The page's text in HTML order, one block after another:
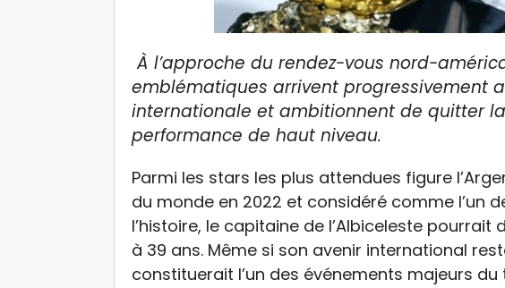
À l’approche du rendez-vous nord-
emblématiques arrivent progressivement
internationale et ambitionnent de quitter
performance de haut niveau.
Parmi les stars les plus attendues figure
du monde en 2022 et considéré comme l’un
l’histoire, le capitaine de l’Albiceleste
à 39 ans. Même si son avenir international
constituerait l’un des événements majeurs du